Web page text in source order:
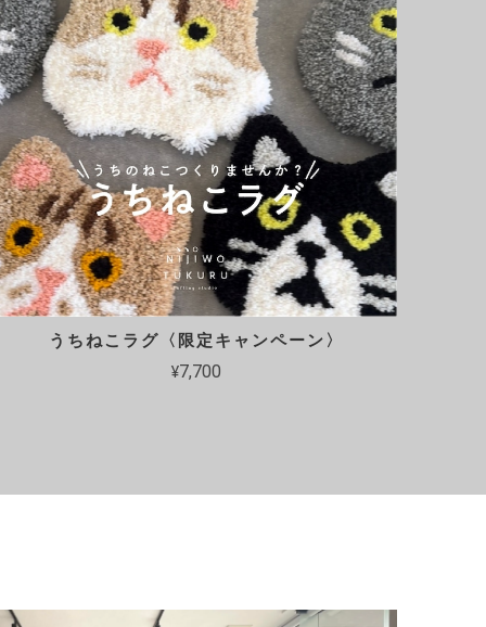
うちねこラグ〈限定キャンペーン〉
¥7,700